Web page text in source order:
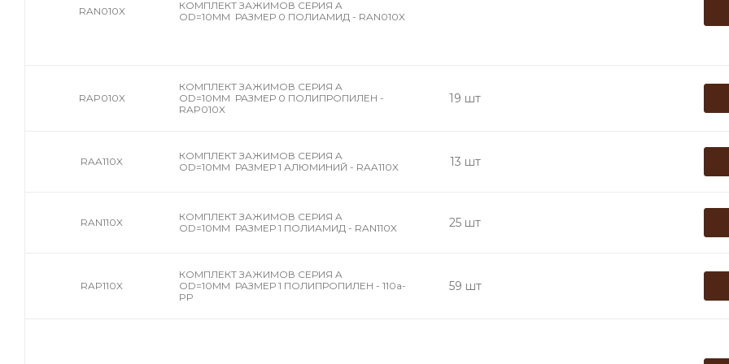
RAN010X
КОМПЛЕКТ ЗАЖИМОВ СЕРИЯ A
OD=10MM РАЗМЕР 0 ПОЛИАМИД - RAN010X
RAP010X
КОМПЛЕКТ ЗАЖИМОВ СЕРИЯ A
OD=10MM РАЗМЕР 0 ПОЛИПРОПИЛЕН -
RAP010X
19 шт
RAA110X
КОМПЛЕКТ ЗАЖИМОВ СЕРИЯ A
OD=10MM РАЗМЕР 1 АЛЮМИНИЙ - RAA110X
13 шт
RAN110X
КОМПЛЕКТ ЗАЖИМОВ СЕРИЯ A
OD=10MM РАЗМЕР 1 ПОЛИАМИД - RAN110X
25 шт
RAP110X
КОМПЛЕКТ ЗАЖИМОВ СЕРИЯ A
OD=10MM РАЗМЕР 1 ПОЛИПРОПИЛЕН - 110a-
PP
59 шт